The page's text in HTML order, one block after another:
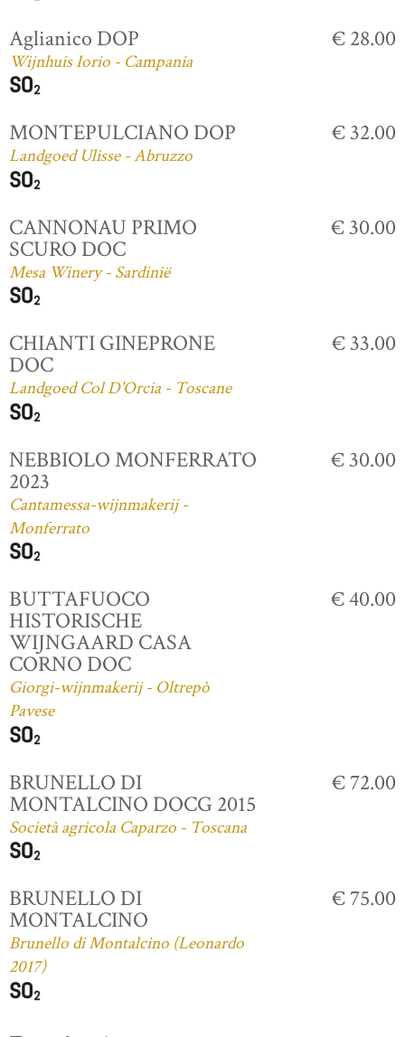
Aglianico DOP
Wijnhuis Iorio - Campania
€ 28.00
MONTEPULCIANO DOP
Landgoed Ulisse - Abruzzo
€ 32.00
CANNONAU PRIMO
SCURO DOC
Mesa Winery - Sardinië
€ 30.00
CHIANTI GINEPRONE
DOC
Landgoed Col D'Orcia - Toscane
€ 33.00
NEBBIOLO MONFERRATO
2023
Cantamessa-wijnmakerij -
Monferrato
€ 30.00
BUTTAFUOCO
HISTORISCHE
WIJNGAARD CASA
CORNO DOC
Giorgi-wijnmakerij - Oltrepò
Pavese
€ 40.00
BRUNELLO DI
MONTALCINO DOCG 2015
Società agricola Caparzo - Toscana
€ 72.00
BRUNELLO DI
MONTALCINO
Brunello di Montalcino (Leonardo
2017)
€ 75.00